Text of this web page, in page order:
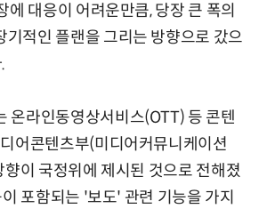
에 대응이 어려운만큼, 당장 큰 폭의
기적인 플랜을 그리는 방향으로 갔으
온라인동영상서비스(OTT) 등 콘텐
어콘텐츠부(미디어커뮤니케이션
이 국정위에 제시된 것으로 전해졌
포함되는 '보도' 관련 기능을 가지